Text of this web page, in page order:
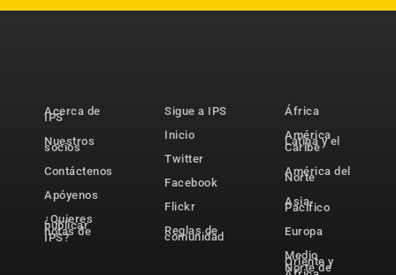
Acerca de
IPS
Nuestros
socios
Contáctenos
Apóyenos
¿Quieres
publicar
notas de
IPS?
Sigue a IPS
Inicio
Twitter
Facebook
Flickr
Reglas de
comunidad
África
América
Latina y el
Caribe
América del
Norte
Asia-
Pacífico
Europa
Medio
Oriente y
Norte de